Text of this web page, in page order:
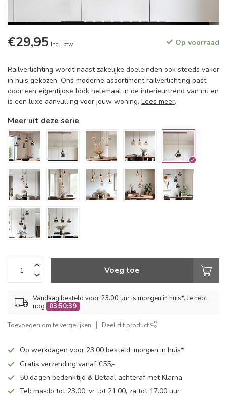
€29,95 Incl. btw Op voorraad
Railverlichting wordt naast zakelijke doeleinden ook steeds vaker
in huis gekozen. Ons moderne assortiment railverlichting past
door een eigentijdse look helemaal in de interieurtrend van nu en
is een luxe aanvulling voor jouw woning. Lees meer.
Meer uit deze serie
Voeg toe
Vandaag besteld voor 23.00 uur is morgen in huis*. Je hebt
nog
03:50:38
Toevoegen om te vergelijken Deel dit product
Op werkdagen voor 23.00 besteld, morgen in huis*
Gratis verzending vanaf €55,-
50 dagen bedenktijd & Betaal achteraf met Klarna
Tel: ma-do tot 23.00, vr tot 21.00, za tot 17.00 uur